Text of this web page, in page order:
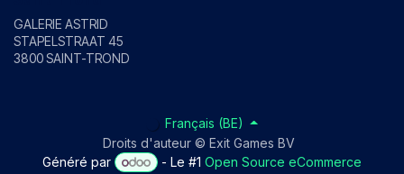
GALERIE ASTRID
STAPELSTRAAT 45
3800 SAINT-TROND
Droits d'auteur © Exit Games BV
Français (BE)
Généré par - Le #1Open Source eCommerce